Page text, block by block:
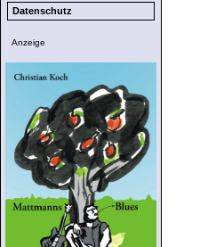
Datenschutz
Anzeige